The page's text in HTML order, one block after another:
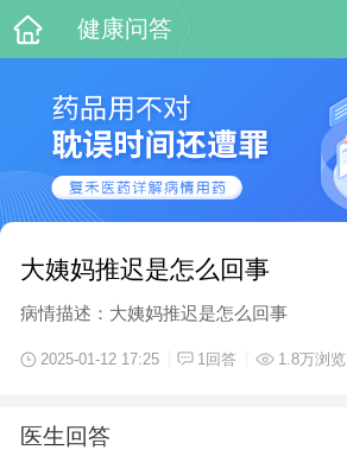
健康问答
大姨妈推迟是怎么回事
病情描述：大姨妈推迟是怎么回事
2025-01-12 17:25 1回答 1.8万浏览
医生回答